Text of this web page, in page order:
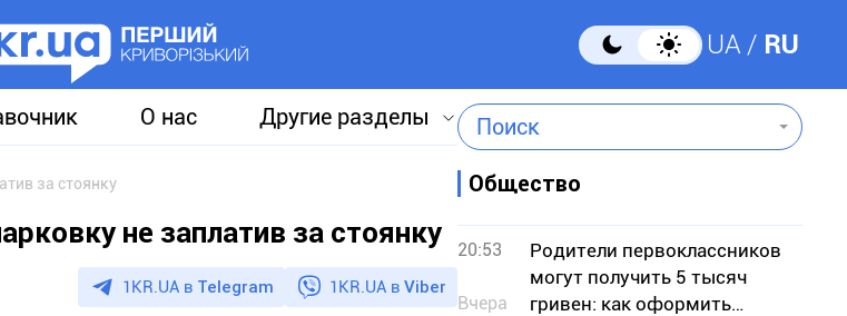
UA RU
О нас Другие разделы Поиск
за стоянку
не заплатив за стоянку
1KR.UA в Telegram 1KR.UA в Viber
Общество
20:53
Вчера
Родители первоклассников
могут получить 5 тысяч
гривен: как оформить